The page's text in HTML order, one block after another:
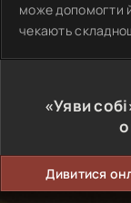
може допомогти
чекають
«Уяви
Дивитися